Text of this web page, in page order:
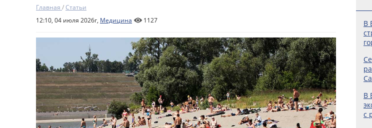
Главная /Статьи
12:10, 04 июля 2026г, Медицина 1127
В
В
с